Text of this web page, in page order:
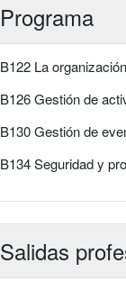
Programa
B122 La
B126 Gestión de
B130 Gestión de
B134 Seguridad y
Salidas